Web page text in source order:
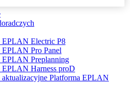
EPLAN Electric P8
EPLAN Pro Panel
EPLAN Preplanning
EPLAN Harness proD
aktualizacyjne Platforma EPLAN